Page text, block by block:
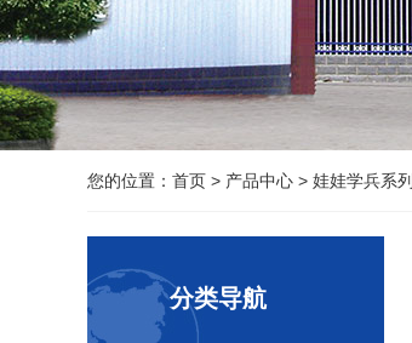
您的位置： 首页 > 产品中心 > 娃娃学兵系列
分类导航